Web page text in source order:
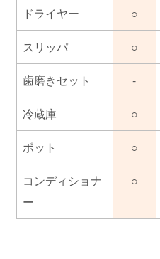
ドライヤー ○
スリッパ ○
歯磨きセット -
冷蔵庫 ○
ポット ○
コンディショナ
ー
○